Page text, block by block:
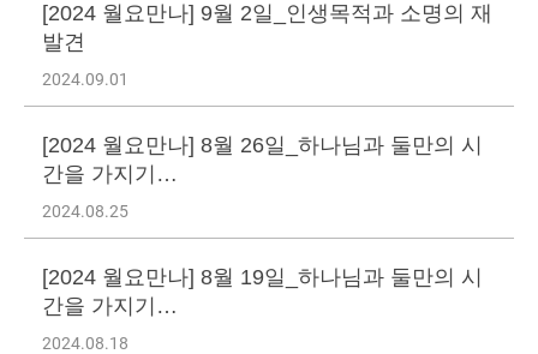
[2024 월요만나] 9월 2일_인생목적과 소명의 재
발견
2024.09.01
[2024 월요만나] 8월 26일_하나님과 둘만의 시
간을 가지기…
2024.08.25
[2024 월요만나] 8월 19일_하나님과 둘만의 시
간을 가지기…
2024.08.18